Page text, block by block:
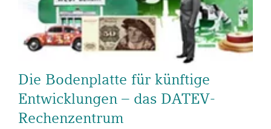
Die Bodenplatte für künftige
Entwicklungen – das DATEV-
Rechenzentrum